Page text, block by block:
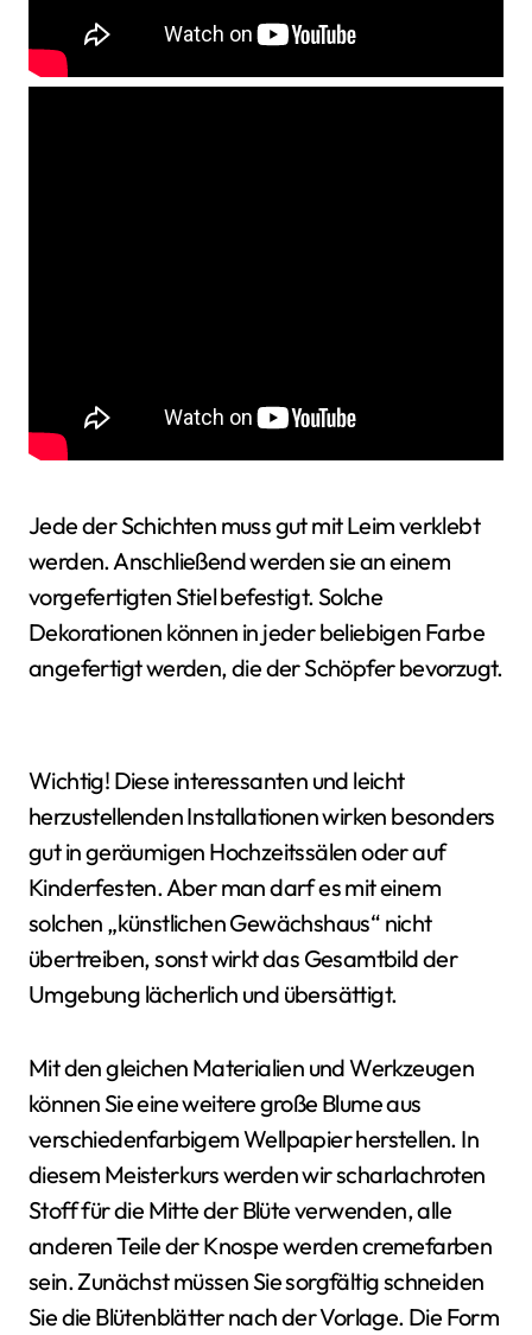
Jede der Schichten muss gut mit Leim verklebt
werden. Anschließend werden sie an einem
vorgefertigten Stiel befestigt. Solche
Dekorationen können in jeder beliebigen Farbe
angefertigt werden, die der Schöpfer bevorzugt.
Wichtig! Diese interessanten und leicht
herzustellenden Installationen wirken besonders
gut in geräumigen Hochzeitssälen oder auf
Kinderfesten. Aber man darf es mit einem
solchen „künstlichen Gewächshaus“ nicht
übertreiben, sonst wirkt das Gesamtbild der
Umgebung lächerlich und übersättigt.
Mit den gleichen Materialien und Werkzeugen
können Sie eine weitere große Blume aus
verschiedenfarbigem Wellpapier herstellen. In
diesem Meisterkurs werden wir scharlachroten
Stoff für die Mitte der Blüte verwenden, alle
anderen Teile der Knospe werden cremefarben
sein. Zunächst müssen Sie sorgfältig schneiden
Sie die Blütenblätter nach der Vorlage. Die Form